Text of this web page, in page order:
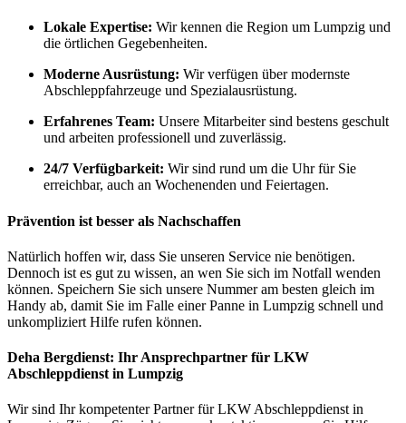
Lokale Expertise: Wir kennen die Region um Lumpzig und
die örtlichen Gegebenheiten.
Moderne Ausrüstung: Wir verfügen über modernste
Abschleppfahrzeuge und Spezialausrüstung.
Erfahrenes Team: Unsere Mitarbeiter sind bestens geschult
und arbeiten professionell und zuverlässig.
24/7 Verfügbarkeit: Wir sind rund um die Uhr für Sie
erreichbar, auch an Wochenenden und Feiertagen.
Prävention ist besser als Nachschaffen
Natürlich hoffen wir, dass Sie unseren Service nie benötigen.
Dennoch ist es gut zu wissen, an wen Sie sich im Notfall wenden
können. Speichern Sie sich unsere Nummer am besten gleich im
Handy ab, damit Sie im Falle einer Panne in Lumpzig schnell und
unkompliziert Hilfe rufen können.
Deha Bergdienst: Ihr Ansprechpartner für LKW
Abschleppdienst in Lumpzig
Wir sind Ihr kompetenter Partner für LKW Abschleppdienst in